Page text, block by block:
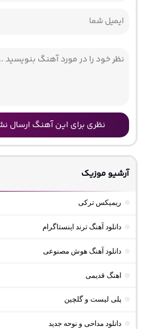
نظری برای این آهنگ ارسال
آرشیو موزیک
ریمیکس ترکی
دانلود آهنگ ترند اینستاگرام
دانلود آهنگ هوش مصنوعی
اهنگ قدیمی
پلی لیست و گلچین
دانلود مداحی و نوحه جدید